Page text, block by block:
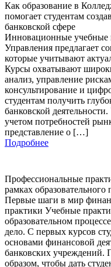
Как образование в
помогает студентам
банковской сфере
Инновационные учебные
Управления предлагает
которые учитывают
Курсы охватывают
анализ, управление
консультирование и
студентам получить
банковской
учетом потребностей
представление о […]
Подробнее
Профессиональные
рамках образовательного
Первые шаги в мир
практики Учебные
образовательном
дело. С первых курсов
основами финансовой
банковских учреждений.
образом, чтобы дать